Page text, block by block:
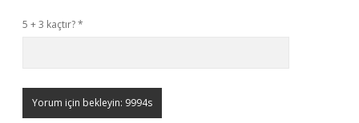
5 + 3 kaçtır?*